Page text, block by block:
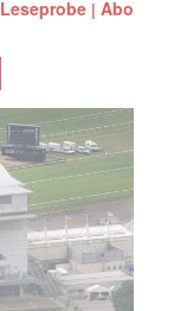
Leseprobe |Abo